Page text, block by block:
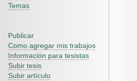
Temas
Publicar
Como agregar mis trabajos
Información para tesistas
Subir tesis
Subir artículo